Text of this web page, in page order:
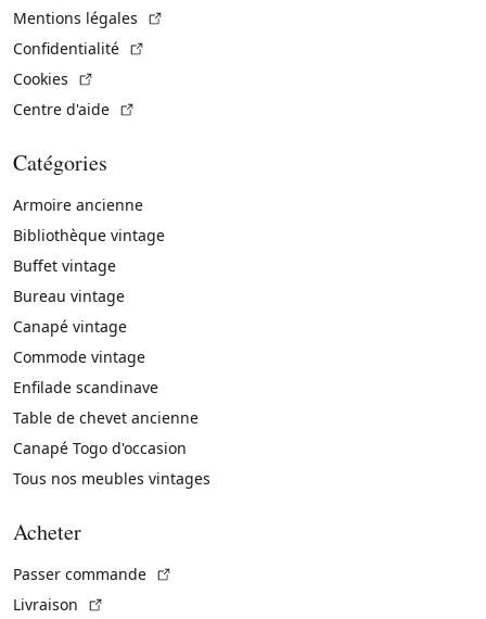
Mentions légales
Confidentialité
Cookies
Centre d'aide
Catégories
Armoire ancienne
Bibliothèque vintage
Buffet vintage
Bureau vintage
Canapé vintage
Commode vintage
Enfilade scandinave
Table de chevet ancienne
Canapé Togo d'occasion
Tous nos meubles vintages
Acheter
Passer commande
Livraison